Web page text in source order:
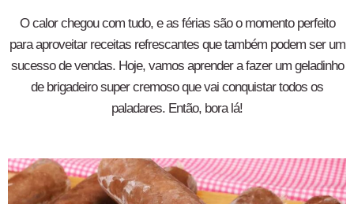
O calor chegou com tudo, e as férias são o momento perfeito
para aproveitar receitas refrescantes que também podem ser um
sucesso de vendas. Hoje, vamos aprender a fazer um geladinho
de brigadeiro super cremoso que vai conquistar todos os
paladares. Então, bora lá!